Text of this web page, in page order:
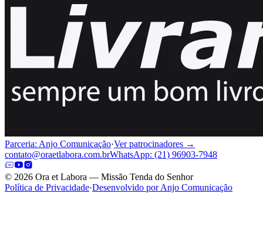
Parceria: Anjo Comunicação·Ver patrocinadores →
contato@oraetlabora.com.brWhatsApp: (21) 96903-7948
© 2026 Ora et Labora — Missão Tenda do Senhor
Política de Privacidade·Desenvolvido por Anjo Comunicação